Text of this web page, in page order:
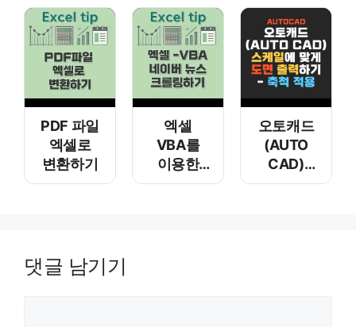
단위 변환
하기
리스트
추출 함수
Assoc
Car Cdr
Nth
PDF 파일
엑셀로
변환하기
엑셀
VBA를
이용한
네이버
오토캐드
(AUTO
CAD)
스케일에
댓글 남기기